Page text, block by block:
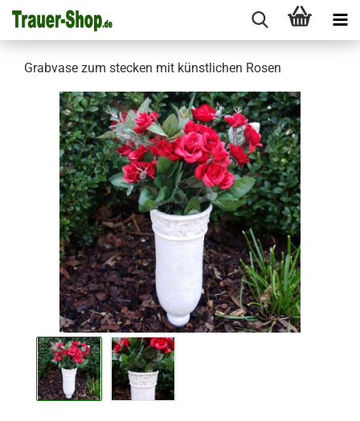
Grabvase zum stecken mit künstlichen Rosen